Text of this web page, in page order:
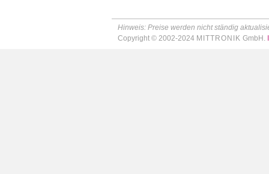
Hinweis: Preise werden nicht ständig
Copyright © 2002-2024 MITTRONIK GmbH.